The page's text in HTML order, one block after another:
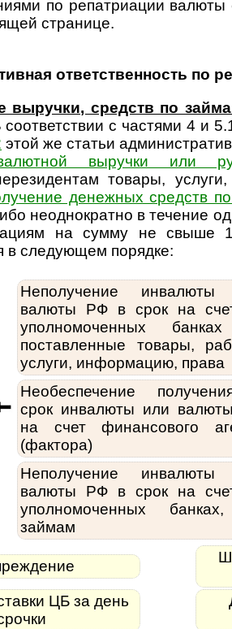
по репатриации валюты
странице.
ответственность по
выручки, средств по
соответствии с частями 4 и
этой же статьи
выручки или
товары,
денежных средств
неоднократно в течение
на сумму не свыше
в следующем порядке:
Неполучение инвалюты
валюты РФ в срок на
уполномоченных
поставленные товары,
услуги, информацию, права
Необеспечение
срок инвалюты или
на счет финансового
(фактора)
Неполучение инвалюты
валюты РФ в срок на
уполномоченных
займам
ЦБ за день